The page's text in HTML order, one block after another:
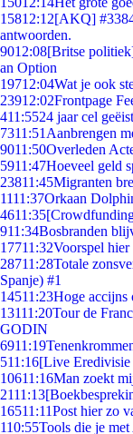
15812:12[AKQ]
antwoorden.
9012:08[Britse
an Option
19712:04Wat je ook
23912:02Frontpage
411:5524 jaar cel
7311:51 Aanbrengen
9011:50Overleden
5911:47Hoeveel geld
23811:45Migranten
1111:37Orkaan
4611:35
911:34Bosbranden
17711:32Voorspel
28711:28Totale
Spanje) #1
14511:23Hoge accijns
13111:20Tour de
GODIN
6911:19
511:16[Live
10611:16Man zoekt
2111:13
16511:11Post hier zo
110:55Tools die je